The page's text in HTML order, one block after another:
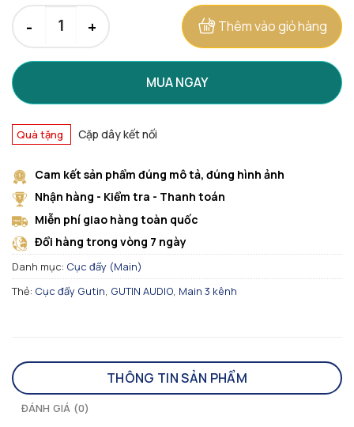
Cục đẩy Gutin GLS 36590 số lượng
Thêm vào giỏ hàng
MUA NGAY
Quà tặng Cặp dây kết nối
Cam kết sản phẩm đúng mô tả, đúng hình ảnh
Nhận hàng - Kiểm tra - Thanh toán
Miễn phí giao hàng toàn quốc
Đổi hàng trong vòng 7 ngày
Danh mục: Cục đẩy (Main)
Thẻ: Cục đẩy Gutin, GUTIN AUDIO, Main 3 kênh
THÔNG TIN SẢN PHẨM
ĐÁNH GIÁ (0)